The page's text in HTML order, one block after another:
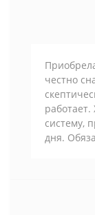
честно
систему,
дня.